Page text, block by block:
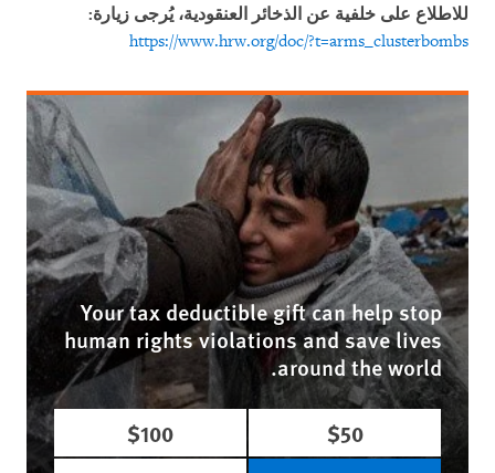
للاطلاع على خلفية عن الذخائر العنقودية، يُرجى زيارة:
https://www.hrw.org/doc/?t=arms_clusterbombs
Your tax deductible gift can help stop
human rights violations and save lives
around the world.
$50
$100